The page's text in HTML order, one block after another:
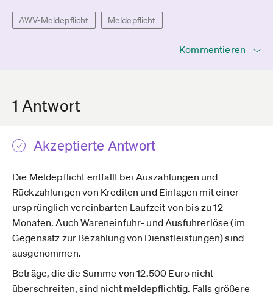
AWV-Meldepflicht Meldepflicht
Kommentieren
1 Antwort
Akzeptierte Antwort
Die Meldepflicht entfällt bei Auszahlungen und
Rückzahlungen von Krediten und Einlagen mit einer
ursprünglich vereinbarten Laufzeit von bis zu 12
Monaten. Auch Wareneinfuhr- und Ausfuhrerlöse (im
Gegensatz zur Bezahlung von Dienstleistungen) sind
ausgenommen.
Beträge, die die Summe von 12.500 Euro nicht
überschreiten, sind nicht meldepflichtig. Falls größere